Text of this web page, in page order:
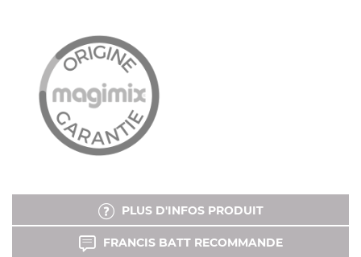
PLUS D'INFOS PRODUIT
FRANCIS BATT RECOMMANDE